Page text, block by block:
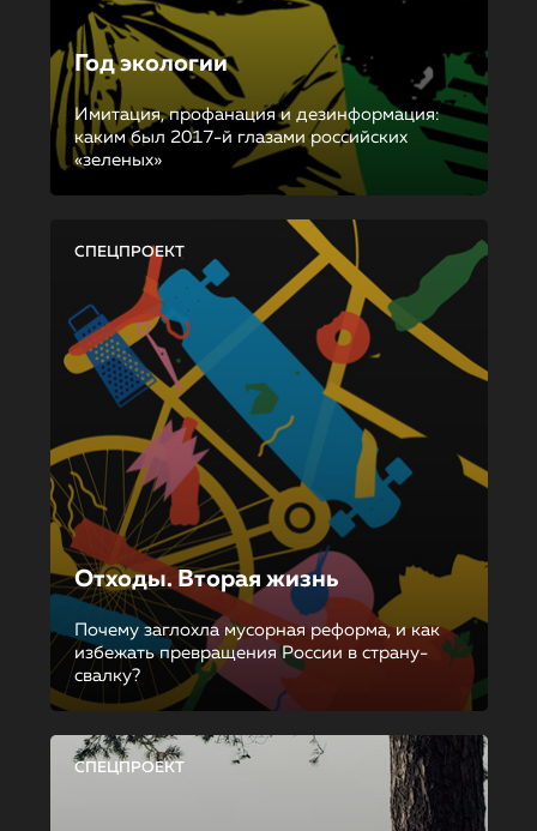
Год экологии
Имитация, профанация и дезинформация:
каким был 2017-й глазами российских
«зеленых»
СПЕЦПРОЕКТ
Отходы. Вторая жизнь
Почему заглохла мусорная реформа, и как
избежать превращения России в страну-
свалку?
СПЕЦПРОЕКТ